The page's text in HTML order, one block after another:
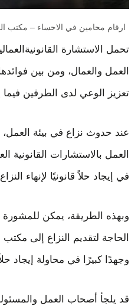
ارقام محامين في الاحساء – مكتب
تحمل الاستشارة
العمل والعمال، ومن بين
تعزيز الوعي لدى الطرفين فيما
عند حدوث نزاع في بيئة
العمل بالاستشارات القانونية
في إيجاد حلاً قانونيًا لإنهاء
وبهذه الطريقة، يمكن للمشورة
الحاجة لتقديم النزاع إلى
وجهدًا كبيرًا في محاولة إيجاد حلاً
قد يلجأ أصحاب العمل